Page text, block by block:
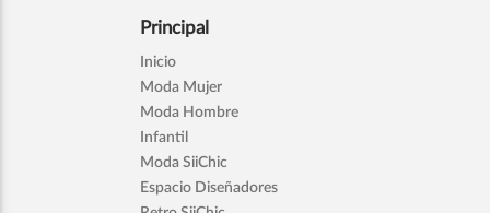
Principal
Inicio
Moda Mujer
Moda Hombre
Infantil
Moda SiiChic
Espacio Diseñadores